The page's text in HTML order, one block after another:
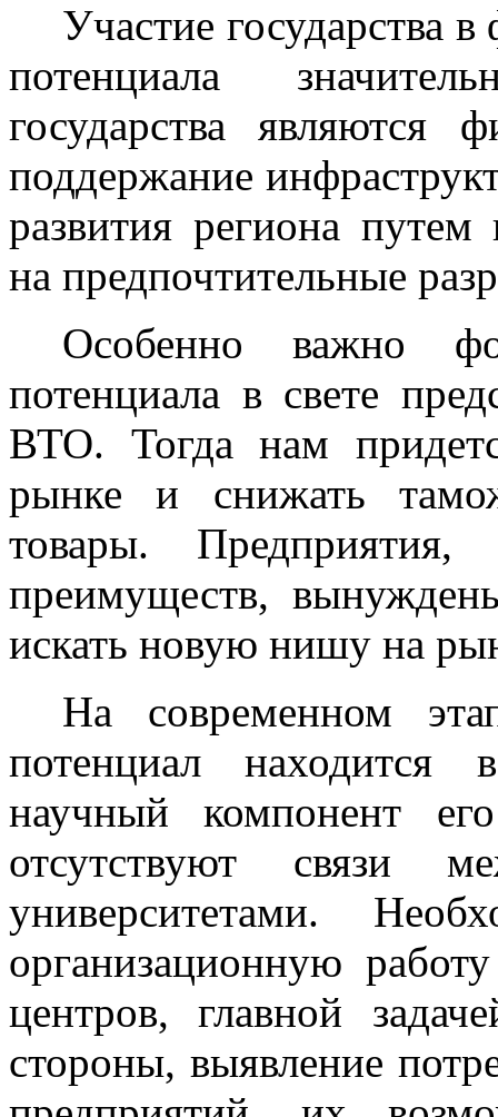
Участие государства
потенциала
государства являются
поддержание
развития региона путем
на предпочтительные
Особенно важно
потенциала в свете
ВТО. Тогда нам
рынке и снижать
товары.
преимуществ,
искать новую нишу на
На современном
потенциал находится
научный компонент
отсутствуют связи
университетами.
организационную
центров, главной
стороны, выявление